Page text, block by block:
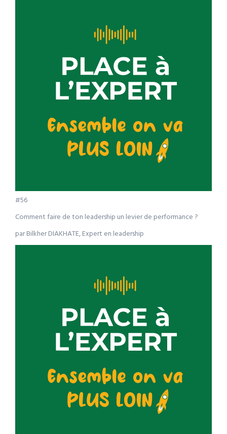
#56
Comment faire de ton leadership un levier de performance ?
par Bilkher DIAKHATE, Expert en leadership